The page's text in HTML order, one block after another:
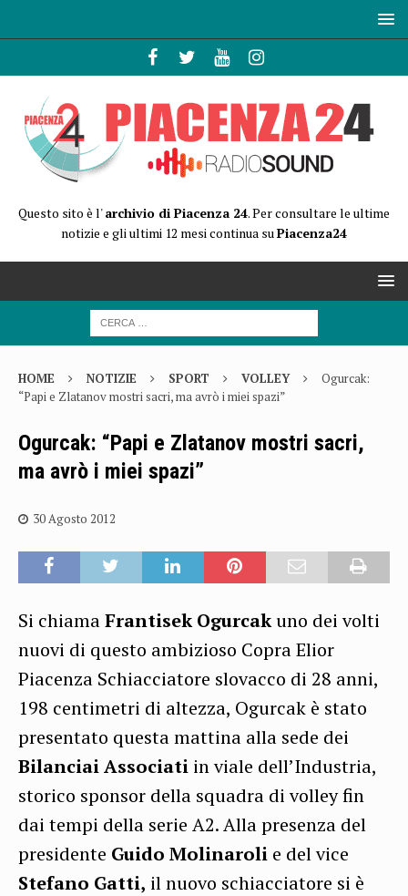
Questo sito è l'archivio di Piacenza 24. Per consultare le ultime
notizie e gli ultimi 12 mesi continua suPiacenza24
HOME NOTIZIE SPORT VOLLEY
Ogurcak:
“Papi e Zlatanov mostri sacri, ma avrò i miei spazi”
Ogurcak: “Papi e Zlatanov mostri sacri,
ma avrò i miei spazi”
30 Agosto 2012
Si chiamaFrantisek Ogurcakuno dei volti
nuovi di questo ambizioso Copra Elior
Piacenza Schiacciatore slovacco di 28 anni,
198 centimetri di altezza, Ogurcak è stato
presentato questa mattina alla sede dei
Bilanciai Associati in viale dell’Industria,
storico sponsor della squadra di volley fin
dai tempi della serie A2. Alla presenza del
presidente Guido Molinaroli e del vice
Stefano Gatti, il nuovo schiacciatore si è